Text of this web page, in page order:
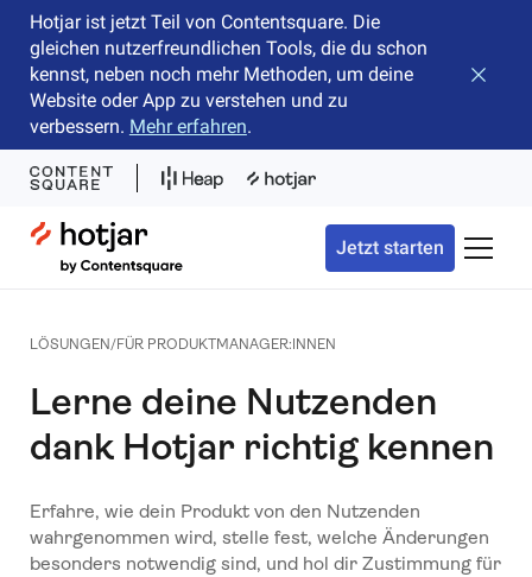
Hotjar ist jetzt Teil von Contentsquare. Die
gleichen nutzerfreundlichen Tools, die du schon
kennst, neben noch mehr Methoden, um deine
Website oder App zu verstehen und zu
verbessern. Mehr erfahren.
Hotjar Logo
Jetzt starten
LÖSUNGEN/FÜR PRODUKTMANAGER:INNEN
Lerne deine Nutzenden
dank Hotjar richtig kennen
Erfahre, wie dein Produkt von den Nutzenden
wahrgenommen wird, stelle fest, welche Änderungen
besonders notwendig sind, und hol dir Zustimmung für